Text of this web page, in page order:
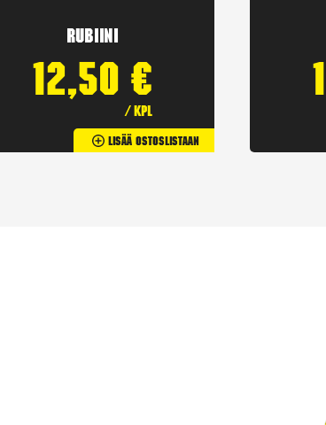
Rubiini
12,50 €
/ kpl
Lisää Ostoslistaan